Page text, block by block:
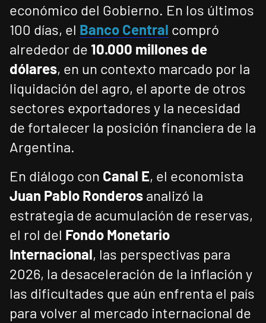
económico del Gobierno. En los últimos
100 días, el Banco Central compró
alrededor de 10.000 millones de
dólares, en un contexto marcado por la
liquidación del agro, el aporte de otros
sectores exportadores y la necesidad
de fortalecer la posición financiera de la
Argentina.
En diálogo con Canal E, el economista
Juan Pablo Ronderos analizó la
estrategia de acumulación de reservas,
el rol del Fondo Monetario
Internacional, las perspectivas para
2026, la desaceleración de la inflación y
las dificultades que aún enfrenta el país
para volver al mercado internacional de